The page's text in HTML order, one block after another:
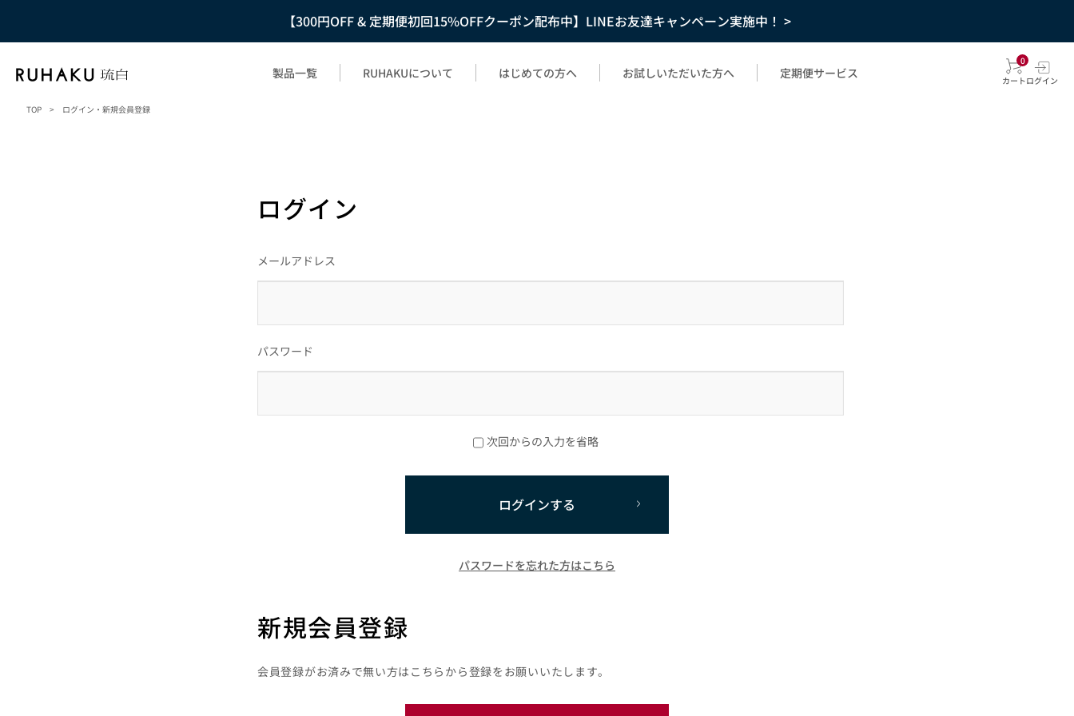
【300円OFF & 定期便初回15%OFFクーポン配布中】LINEお友達キャンペーン実施中！ >
製品一覧 RUHAKUについて はじめての方へ お試しいただいた方へ 定期便サービス
0
カートログイン
TOP > ログイン・新規会員登録
ログイン
メールアドレス
パスワード
次回からの入力を省略
ログインする
パスワードを忘れた方はこちら
新規会員登録
会員登録がお済みで無い方はこちらから登録をお願いいたします。